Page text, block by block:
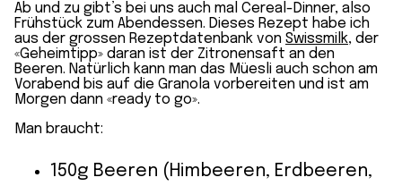
Ab und zu gibt’s bei uns auch mal Cereal-Dinner, also
Frühstück zum Abendessen. Dieses Rezept habe ich
aus der grossen Rezeptdatenbank von Swissmilk, der
«Geheimtipp» daran ist der Zitronensaft an den
Beeren. Natürlich kann man das Müesli auch schon am
Vorabend bis auf die Granola vorbereiten und ist am
Morgen dann «ready to go».
Man braucht:
150g Beeren (Himbeeren, Erdbeeren,